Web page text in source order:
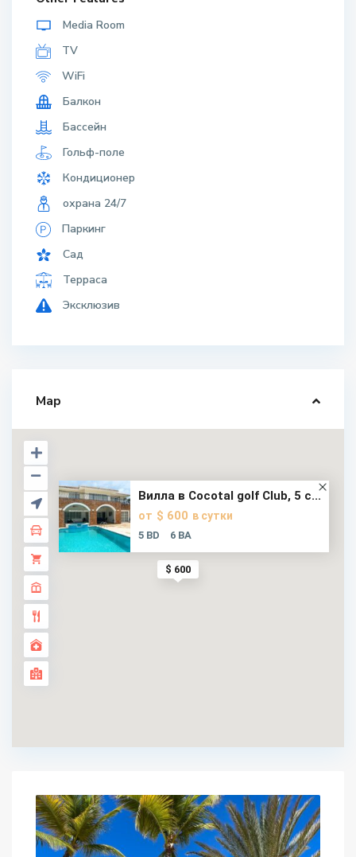
Media Room
TV
WiFi
Балкон
Бассейн
Гольф-поле
Кондиционер
охрана 24/7
Паркинг
Сад
Терраса
Эксклюзив
Map
$ 600
Вилла в Cocotal golf Club, 5 с...
от $ 600 в сутки
5 BD 6 BA